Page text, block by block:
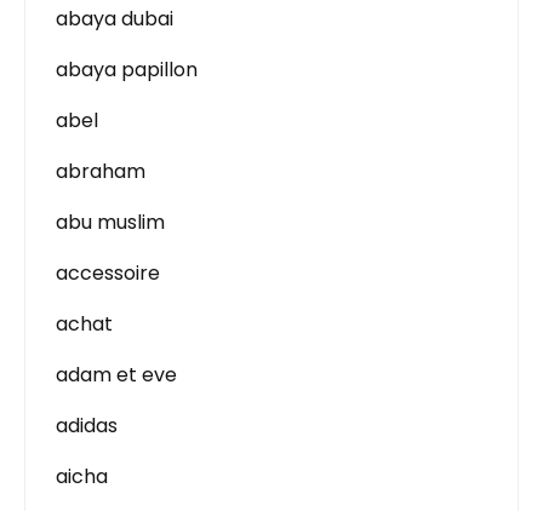
abaya dubai
abaya papillon
abel
abraham
abu muslim
accessoire
achat
adam et eve
adidas
aicha